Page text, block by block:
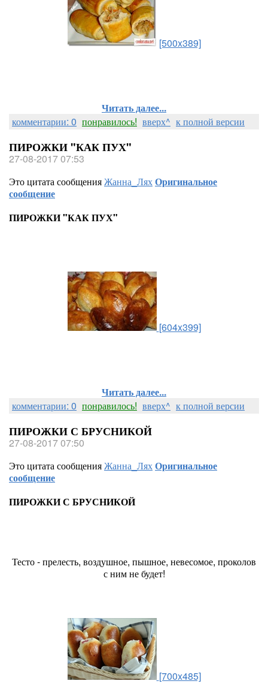
[500x389]
Читать далее...
комментарии: 0 понравилось! вверх^ к полной версии
ПИРОЖКИ "КАК ПУХ"
27-08-2017 07:53
Это цитата сообщенияЖанна_ЛяхОригинальное
сообщение
ПИРОЖКИ "КАК ПУХ"
[604x399]
Читать далее...
комментарии: 0 понравилось! вверх^ к полной версии
ПИРОЖКИ С БРУСНИКОЙ
27-08-2017 07:50
Это цитата сообщенияЖанна_ЛяхОригинальное
сообщение
ПИРОЖКИ С БРУСНИКОЙ
Тесто - прелесть, воздушное, пышное, невесомое, проколов
с ним не будет!
[700x485]